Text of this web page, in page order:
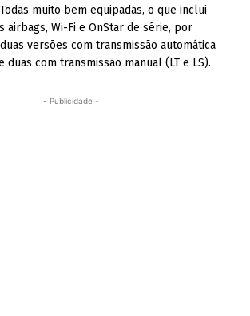
muito bem equipadas, o que inclui
airbags, Wi-Fi e OnStar de série, por
versões com transmissão automática
duas com transmissão manual (LT e LS).
- Publicidade -